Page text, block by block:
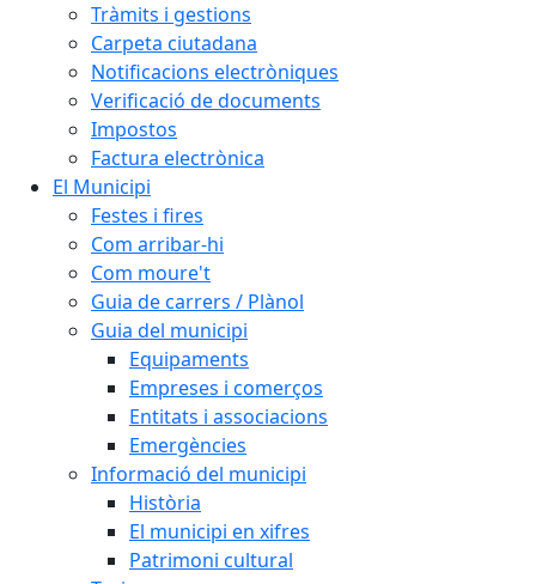
Tràmits i gestions
Carpeta ciutadana
Notificacions electròniques
Verificació de documents
Impostos
Factura electrònica
El Municipi
Festes i fires
Com arribar-hi
Com moure't
Guia de carrers / Plànol
Guia del municipi
Equipaments
Empreses i comerços
Entitats i associacions
Emergències
Informació del municipi
Història
El municipi en xifres
Patrimoni cultural